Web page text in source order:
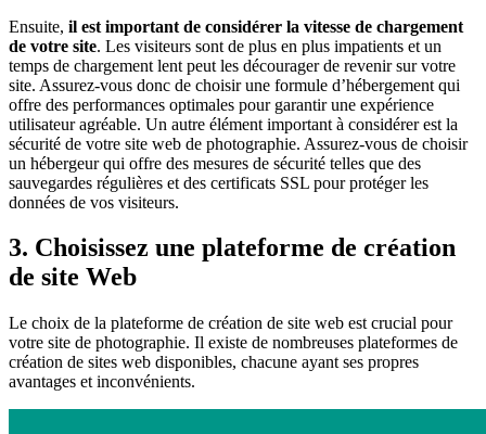
Ensuite, il est important de considérer la vitesse de chargement
de votre site. Les visiteurs sont de plus en plus impatients et un
temps de chargement lent peut les décourager de revenir sur votre
site. Assurez-vous donc de choisir une formule d’hébergement qui
offre des performances optimales pour garantir une expérience
utilisateur agréable. Un autre élément important à considérer est la
sécurité de votre site web de photographie. Assurez-vous de choisir
un hébergeur qui offre des mesures de sécurité telles que des
sauvegardes régulières et des certificats SSL pour protéger les
données de vos visiteurs.
3. Choisissez une plateforme de création
de site Web
Le choix de la plateforme de création de site web est crucial pour
votre site de photographie. Il existe de nombreuses plateformes de
création de sites web disponibles, chacune ayant ses propres
avantages et inconvénients.